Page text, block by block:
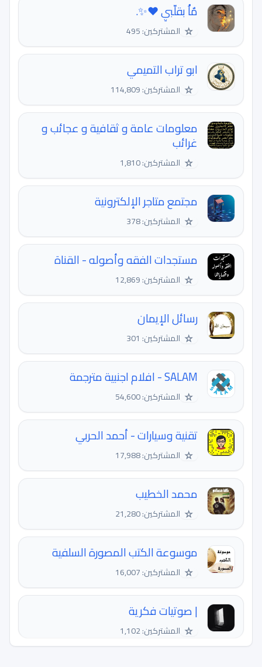
مٌاَْ بقلّبيِ ♥️✨.
☆ المشتركين: 495
ابو تراب التميمي
☆ المشتركين: 114,809
معلومات عامة و ثقافية و عجائب و
غرائب
☆ المشتركين: 1,810
مجتمع متاجر الإلكترونية
☆ المشتركين: 378
مستجدات الفقه وأصوله - القناة
☆ المشتركين: 12,869
رسائل الإيمان
☆ المشتركين: 301
SALAM - افلام اجنبية مترجمة
☆ المشتركين: 54,600
تقنية وسيارات - أحمد الحربي
☆ المشتركين: 17,988
محمد الخطيب
☆ المشتركين: 21,280
موسوعة الكتب المصورة السلفية
☆ المشتركين: 16,007
| صوتيات فكرية
☆ المشتركين: 1,102